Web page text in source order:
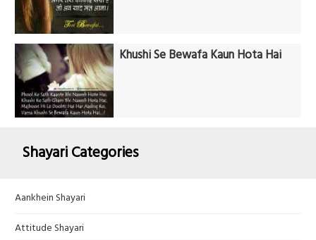
Khushi Se Bewafa Kaun Hota Hai
Shayari Categories
Aankhein Shayari
Attitude Shayari